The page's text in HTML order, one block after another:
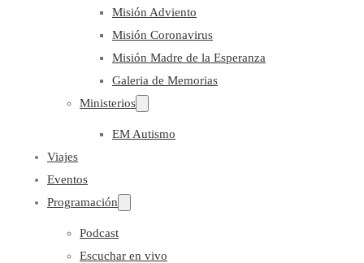
Misión Adviento
Misión Coronavirus
Misión Madre de la Esperanza
Galeria de Memorias
Ministerios
EM Autismo
Viajes
Eventos
Programación
Podcast
Escuchar en vivo